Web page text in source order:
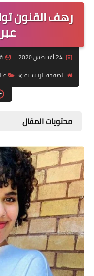
رهف القنون
24 أغسطس 2020
الصفحة الرئيسية
محتويات المقال